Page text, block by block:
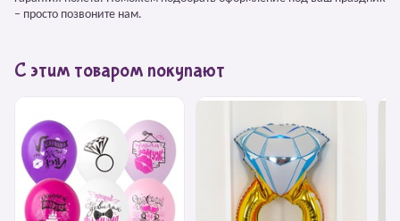
– просто позвоните нам.
С этим товаром покупают